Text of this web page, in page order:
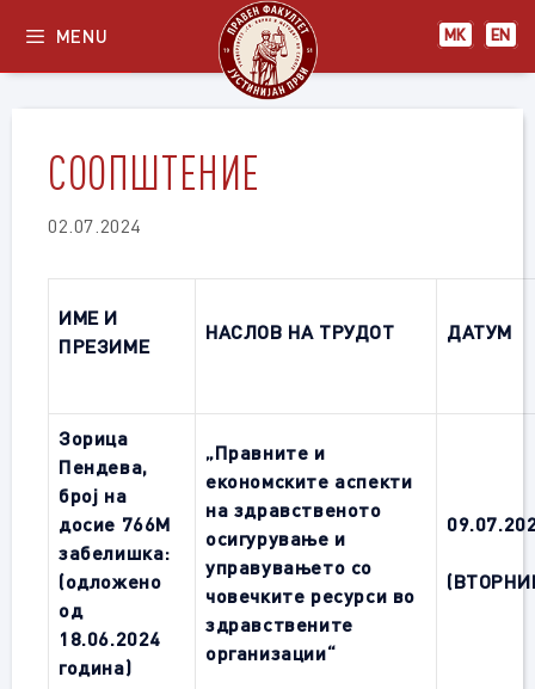
content
МК EN
MENU
СООПШТЕНИЕ
02.07.2024
ИМЕ И
ПРЕЗИМЕ
НАСЛОВ НА ТРУДОТ ДАТУМ
Зорица
Пендева,
број на
досие 766М
забелишка:
(одложено
од
18.06.2024
година)
„Правните и
економските аспекти
на здравственото
осигурување и
управувањето со
човечките ресурси во
здравствените
организации“
09.07